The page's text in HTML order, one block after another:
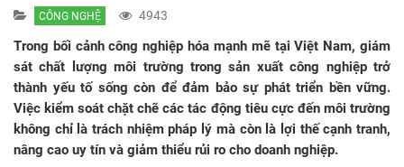
CÔNG NGHỆ 4943
Trong bối cảnh công nghiệp hóa mạnh mẽ tại Việt Nam, giám
sát chất lượng môi trường trong sản xuất công nghiệp trở
thành yếu tố sống còn để đảm bảo sự phát triển bền vững.
Việc kiểm soát chặt chẽ các tác động tiêu cực đến môi trường
không chỉ là trách nhiệm pháp lý mà còn là lợi thế cạnh tranh,
nâng cao uy tín và giảm thiểu rủi ro cho doanh nghiệp.